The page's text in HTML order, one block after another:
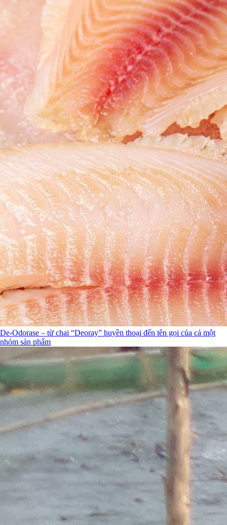
De-Odorase – từ chai “Deoray” huyền thoại đến tên gọi của cả một
nhóm sản phẩm